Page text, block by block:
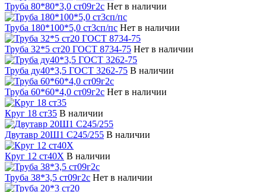
Труба 80*80*3,0 ст09г2с Нет в наличии
Труба 180*100*5,0 ст3сп/пс Нет в наличии
Труба 32*5 ст20 ГОСТ 8734-75 Нет в наличии
Труба ду40*3,5 ГОСТ 3262-75 В наличии
Труба 60*60*4,0 ст09г2с Нет в наличии
Круг 18 ст35 В наличии
Двутавр 20Ш1 С245/255 В наличии
Круг 12 ст40Х В наличии
Труба 38*3,5 ст09г2с Нет в наличии